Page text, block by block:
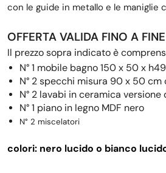
con le guide in metallo e le maniglie
OFFERTA VALIDA FINO A
Il prezzo sopra indicato è
N° 1 mobile bagno 150 x 50 x
N° 2 specchi misura 90 x 50 cm
N° 2 lavabi in ceramica
N° 1 piano in legno MDF nero
N° 2 miscelatori
colori: nero lucido o bianco